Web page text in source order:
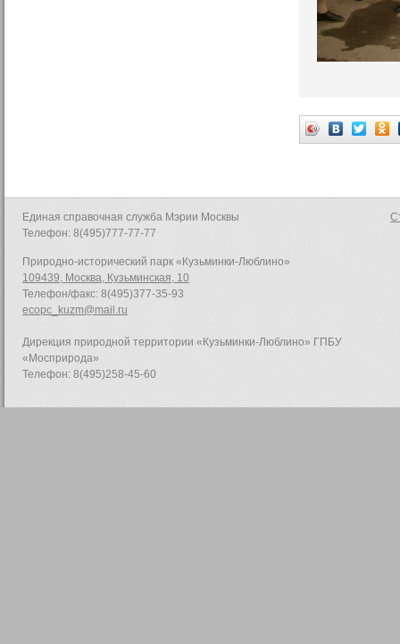
Единая справочная служба Мэрии Москвы
Телефон: 8(495)777-77-77
Природно-исторический парк «Кузьминки-Люблино»
109439, Москва, Кузьминская, 10
Телефон/факс: 8(495)377-35-93
ecopc_kuzm@mail.ru
Дирекция природной территории «Кузьминки-Люблино» ГПБУ
«Мосприрода»
Телефон: 8(495)258-45-60